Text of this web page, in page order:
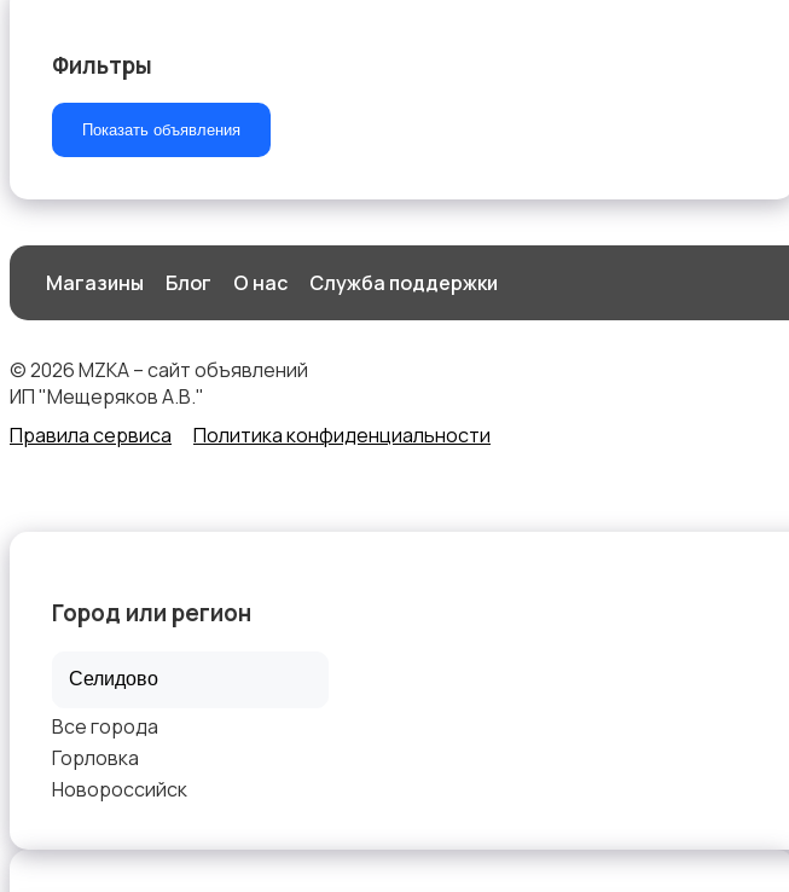
Маркетинг и реклама
Начало карьеры
Образование и наука
Офисный персонал
Фильтры
Показать объявления
Магазины Блог О нас Служба поддержки
© 2026 MZKA – сайт объявлений
ИП "Мещеряков А.В."
Правила сервиса
Политика конфиденциальности
Город или регион
Все города
Горловка
Новороссийск